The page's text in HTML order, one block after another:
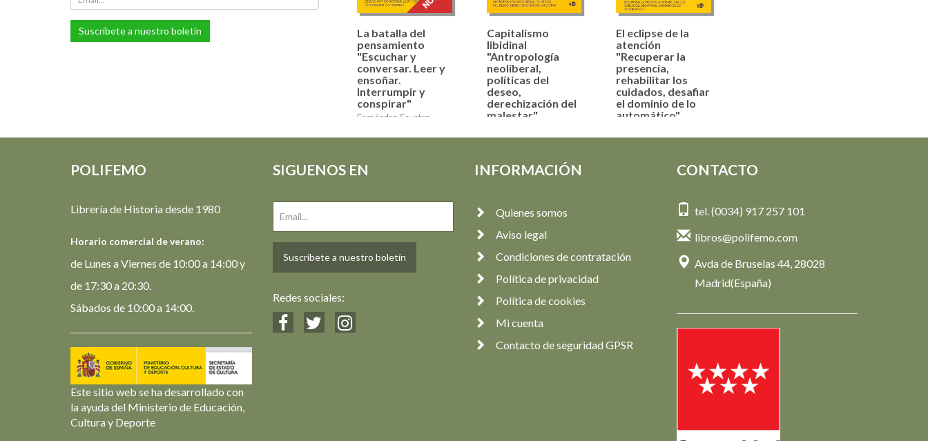
Suscríbete a nuestro boletín
La batalla del
pensamiento
"Escuchar y
conversar. Leer y
ensoñar.
Interrumpir y
conspirar"
Fernández-Savater,
Capitalismo
libidinal
"Antropología
neoliberal,
políticas del
deseo,
derechización del
malestar"
21,90 €
El eclipse de la
atención
"Recuperar la
presencia,
rehabilitar los
cuidados, desafiar
el dominio de lo
automático"
POLIFEMO
Librería de Historia desde 1980
Horario comercial de verano:
de Lunes a Viernes de 10:00 a 14:00 y
de 17:30 a 20:30.
Sábados de 10:00 a 14:00.
Este sitio web se ha desarrollado con
la ayuda del Ministerio de Educación,
Cultura y Deporte
SIGUENOS EN
Suscríbete a nuestro boletín
Redes sociales:
INFORMACIÓN
Quienes somos
Aviso legal
Condiciones de contratación
Política de privacidad
Política de cookies
Mi cuenta
Contacto de seguridad GPSR
CONTACTO
tel. (0034) 917 257 101
libros@polifemo.com
Avda de Bruselas 44, 28028
Madrid(España)